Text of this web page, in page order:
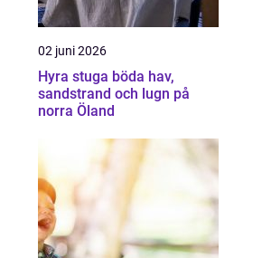
02 juni 2026
Hyra stuga böda hav,
sandstrand och lugn på
norra Öland